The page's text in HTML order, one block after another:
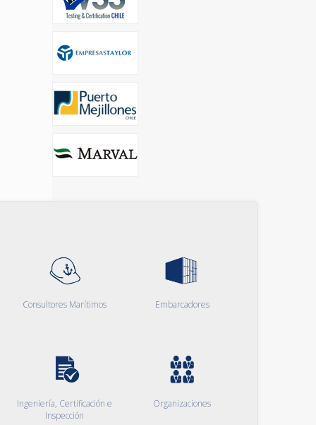
Consultores Marítimos Embarcadores
Ingeniería, Certificación e
Inspección
Organizaciones